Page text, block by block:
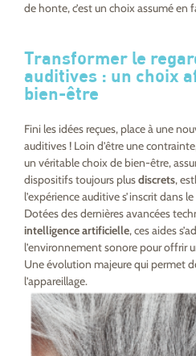
de honte, c’est un choix assumé en
Transformer le
auditives : un choix
bien-être
Fini les idées reçues, place à une
auditives ! Loin d’être une
un véritable choix de bien-être,
dispositifs toujours plusdiscrets,
l’expérience auditive s’inscrit dans
Dotées des dernières avancées
intelligence artificielle, ces aides
l’environnement sonore pour offrir
Une évolution majeure qui permet
l’appareillage.